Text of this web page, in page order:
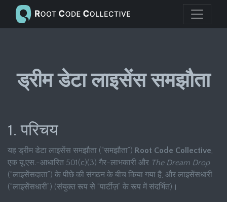
ड्रीम डेटा लाइसेंस समझौता
1. परिचय
यह ड्रीम डेटा लाइसेंस समझौता (“समझौता”) Root Code Collective,
एक यू.एस.-आधारित 501(c)(3) गैर-लाभकारी और The Dream Drop
(“लाइसेंसदाता”) के पीछे की संगठन के बीच किया गया है, और लाइसेंसधारी
(“लाइसेंसधारी”) (संयुक्त रूप से “पार्टीज़” के रूप में संदर्भित)।